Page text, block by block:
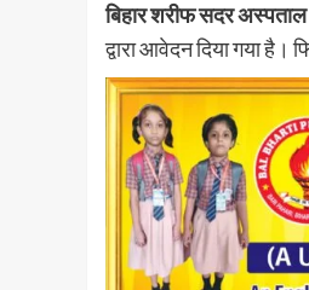
बिहार शरीफ सदर
द्वारा आवेदन दिया गया है।